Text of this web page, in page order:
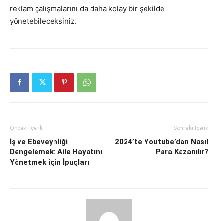
reklam çalışmalarını da daha kolay bir şekilde
yönetebileceksiniz.
Önceki İçerik
İş ve Ebeveynliği
Dengelemek: Aile Hayatını
Yönetmek için İpuçları
Sonraki İçerik
2024’te Youtube’dan Nasıl
Para Kazanılır?